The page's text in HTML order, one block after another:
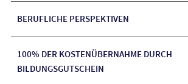
BERUFLICHE PERSPEKTIVEN
100% DER KOSTENÜBERNAHME DURCH
BILDUNGSGUTSCHEIN